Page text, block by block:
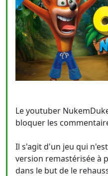
Le youtuber
bloquer les
Il s'agit d'un jeu qui
version remastérisée à
dans le but de le